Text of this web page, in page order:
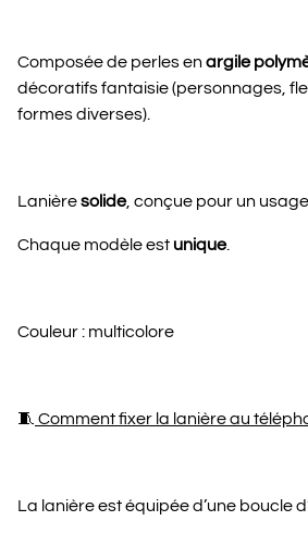
Composée de perles enargile
décoratifs fantaisie (personnages,
formes diverses).
Lanièresolide, conçue pour un
Chaque modèle est unique.
Couleur : multicolore
🧵 Comment fixer la lanière au
La lanière est équipée d’une boucle